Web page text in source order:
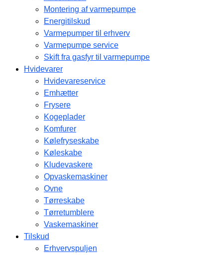
Montering af varmepumpe
Energitilskud
Varmepumper til erhverv
Varmepumpe service
Skift fra gasfyr til varmepumpe
Hvidevarer
Hvidevareservice
Emhætter
Frysere
Kogeplader
Komfurer
Kølefryseskabe
Køleskabe
Kludevaskere
Opvaskemaskiner
Ovne
Tørreskabe
Tørretumblere
Vaskemaskiner
Tilskud
Erhvervspuljen